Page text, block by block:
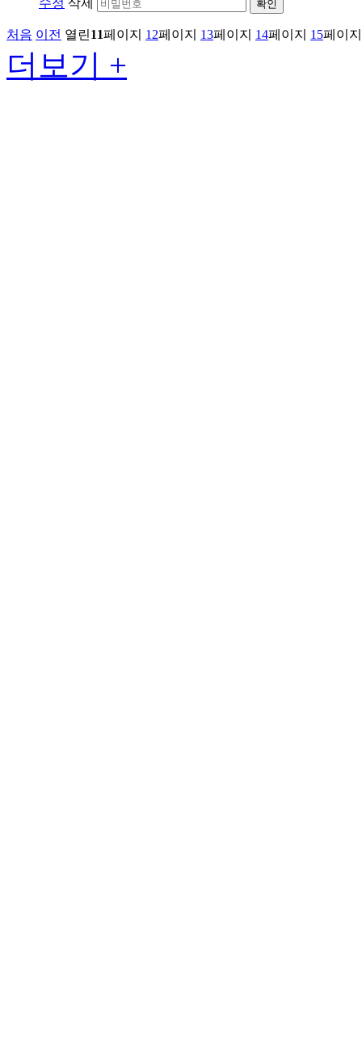
수정 삭제 확인
처음 이전 열린11페이지 12페이지 13페이지 14페이지 15페이지
더보기 +